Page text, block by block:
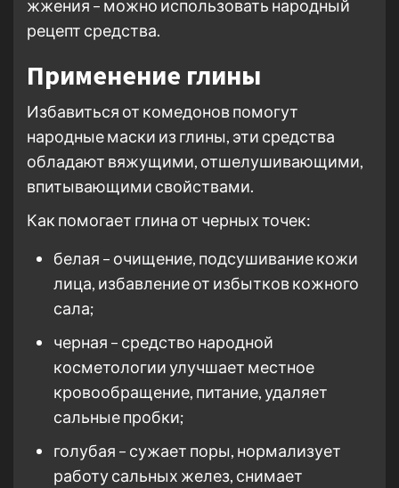
жжения – можно использовать народный
рецепт средства.
Применение глины
Избавиться от комедонов помогут
народные маски из глины, эти средства
обладают вяжущими, отшелушивающими,
впитывающими свойствами.
Как помогает глина от черных точек:
белая – очищение, подсушивание кожи
лица, избавление от избытков кожного
сала;
черная – средство народной
косметологии улучшает местное
кровообращение, питание, удаляет
сальные пробки;
голубая – сужает поры, нормализует
работу сальных желез, снимает